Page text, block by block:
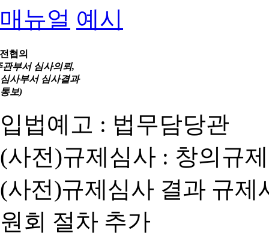
매뉴얼 예시
협의
관부서 심사의뢰,
심사부서 심사결과
통보)
입법예고 : 법무담당관
(사전)규제심사 : 창의규
(사전)규제심사 결과 규
원회 절차 추가